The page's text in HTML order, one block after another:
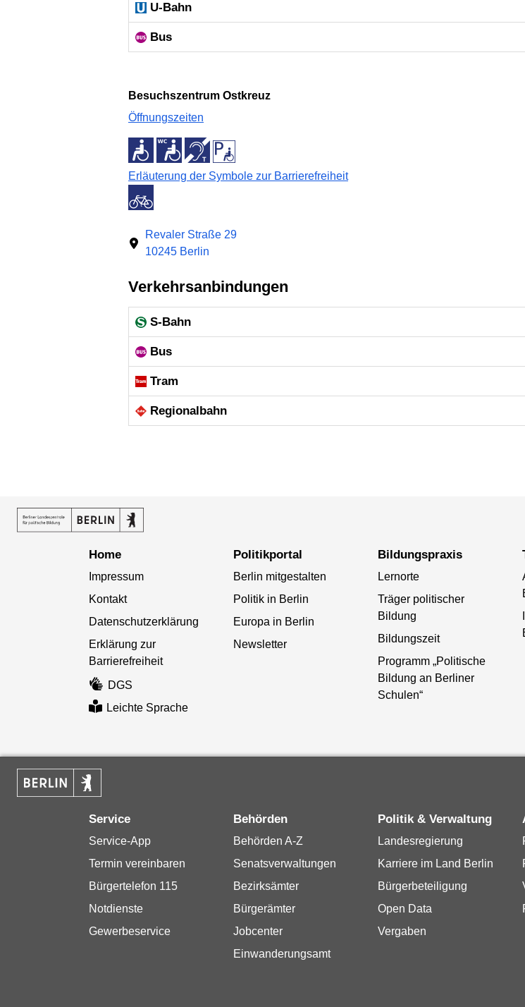
U-Bahn
Bus
Besuchszentrum Ostkreuz
Öffnungszeiten
Erläuterung der Symbole zur Barrierefreiheit
Revaler Straße 29
10245 Berlin
Verkehrsanbindungen
S-Bahn
Bus
Tram
Regional­bahn
Home
Impressum
Kontakt
Datenschutzerklärung
Erklärung zur
Barrierefreiheit
DGS
Leichte Sprache
Politikportal
Berlin mitgestalten
Politik in Berlin
Europa in Berlin
Newsletter
Bildungspraxis
Lernorte
Träger politischer
Bildung
Bildungszeit
Programm „Politische
Bildung an Berliner
Schulen“
Service
Service-App
Termin vereinbaren
Bürgertelefon 115
Notdienste
Gewerbeservice
Behörden
Behörden A-Z
Senatsverwaltungen
Bezirksämter
Bürgerämter
Jobcenter
Einwanderungsamt
Politik & Verwaltung
Landesregierung
Karriere im Land Berlin
Bürgerbeteiligung
Open Data
Vergaben